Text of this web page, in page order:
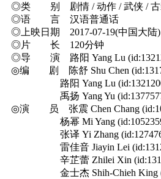
◎类 别 剧情 / 动作 / 武侠 / 古
◎语 言 汉语普通话
◎上映日期 2017-07-19(中国大陆)
◎片 长 120分钟
◎导 演 路阳 Yang Lu
◎编 剧 陈舒 Shu Chen
路阳 Yang Lu
禹扬 Yang Yu
◎演 员 张震 Chen Chang
杨幂 Mi Yang
张译 Yi Zhang
雷佳音 Jiayin Lei
辛芷蕾 Zhilei Xin
金士杰 Shih-Chieh King